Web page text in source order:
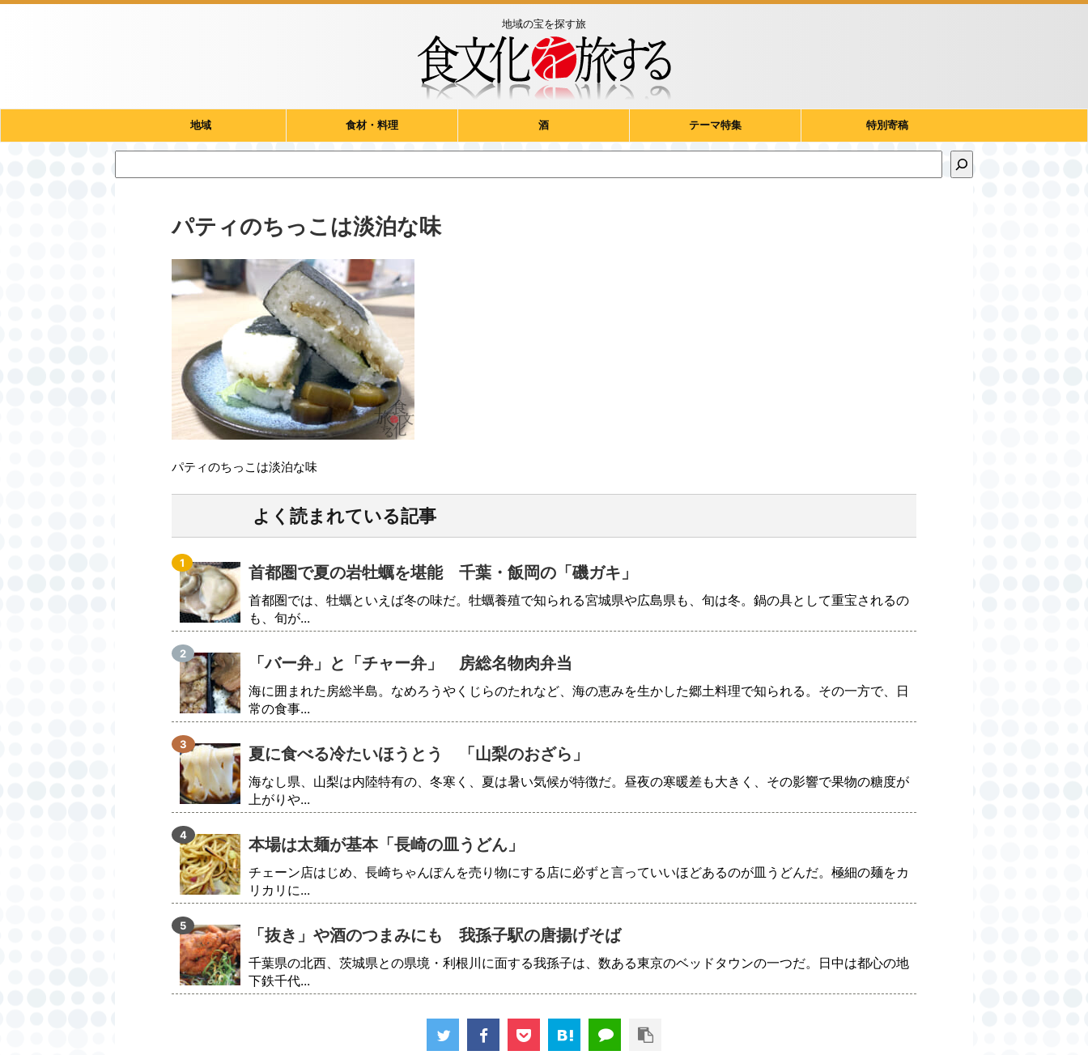
地域の宝を探す旅
地域 食材・料理 酒 テーマ特集 特別寄稿
パティのちっこは淡泊な味
パティのちっこは淡泊な味
よく読まれている記事
首都圏で夏の岩牡蠣を堪能 千葉・飯岡の「磯ガキ」
首都圏では、牡蠣といえば冬の味だ。牡蠣養殖で知られる宮城県や広島県も、旬は冬。鍋の具として重宝されるの
も、旬が...
「バー弁」と「チャー弁」 房総名物肉弁当
海に囲まれた房総半島。なめろうやくじらのたれなど、海の恵みを生かした郷土料理で知られる。その一方で、日
常の食事...
夏に食べる冷たいほうとう 「山梨のおざら」
海なし県、山梨は内陸特有の、冬寒く、夏は暑い気候が特徴だ。昼夜の寒暖差も大きく、その影響で果物の糖度が
上がりや...
本場は太麺が基本「長崎の皿うどん」
チェーン店はじめ、長崎ちゃんぽんを売り物にする店に必ずと言っていいほどあるのが皿うどんだ。極細の麺をカ
リカリに...
「抜き」や酒のつまみにも 我孫子駅の唐揚げそば
千葉県の北西、茨城県との県境・利根川に面する我孫子は、数ある東京のベッドタウンの一つだ。日中は都心の地
下鉄千代...